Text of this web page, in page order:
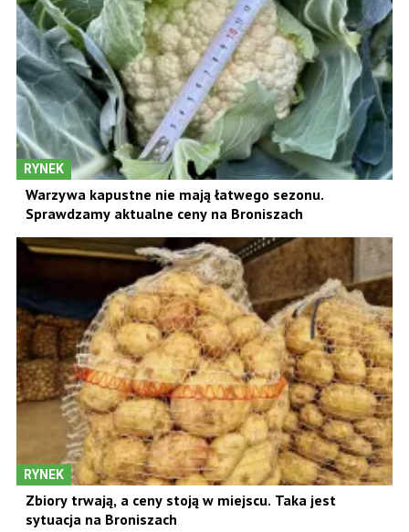
RYNEK
Warzywa kapustne nie mają łatwego sezonu.
Sprawdzamy aktualne ceny na Broniszach
RYNEK
Zbiory trwają, a ceny stoją w miejscu. Taka jest
sytuacja na Broniszach